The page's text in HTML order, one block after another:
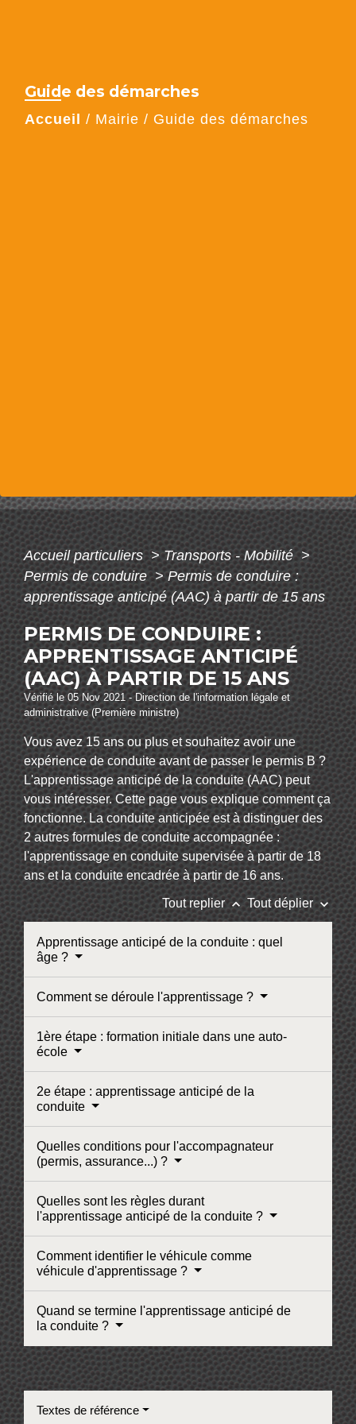
Guide des démarches
Accueil / Mairie / Guide des démarches
Accueil particuliers > Transports - Mobilité>
Permis de conduire> Permis de conduire :
apprentissage anticipé (AAC) à partir de 15 ans
PERMIS DE CONDUIRE :
APPRENTISSAGE ANTICIPÉ
(AAC) À PARTIR DE 15 ANS
Vérifié le 05 Nov 2021 - Direction de l'information légale et
administrative (Première ministre)
Vous avez 15 ans ou plus et souhaitez avoir une
expérience de conduite avant de passer le permis B ?
L'apprentissage anticipé de la conduite (AAC) peut
vous intéresser. Cette page vous explique comment ça
fonctionne. La conduite anticipée est à distinguer des
2 autres formules de conduite accompagnée :
l'apprentissage en conduite supervisée à partir de 18
ans et la conduite encadrée à partir de 16 ans.
Tout replierkeyboard_arrow_up Tout déplierkeyboard_arrow_down
Apprentissage anticipé de la conduite : quel
âge ?
Comment se déroule l'apprentissage ?
1ère étape : formation initiale dans une auto-
école
2e étape : apprentissage anticipé de la
conduite
Quelles conditions pour l'accompagnateur
(permis, assurance...) ?
Quelles sont les règles durant
l'apprentissage anticipé de la conduite ?
Comment identifier le véhicule comme
véhicule d'apprentissage ?
Quand se termine l'apprentissage anticipé de
la conduite ?
Textes de référence